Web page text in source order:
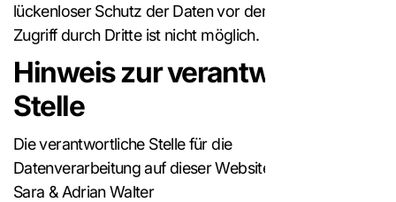
lückenloser Schutz der Daten vor dem
Zugriff durch Dritte ist nicht möglich.
Hinweis zur verantwortlichen
Stelle
Die verantwortliche Stelle für die
Datenverarbeitung auf dieser Website ist:
Sara & Adrian Walter